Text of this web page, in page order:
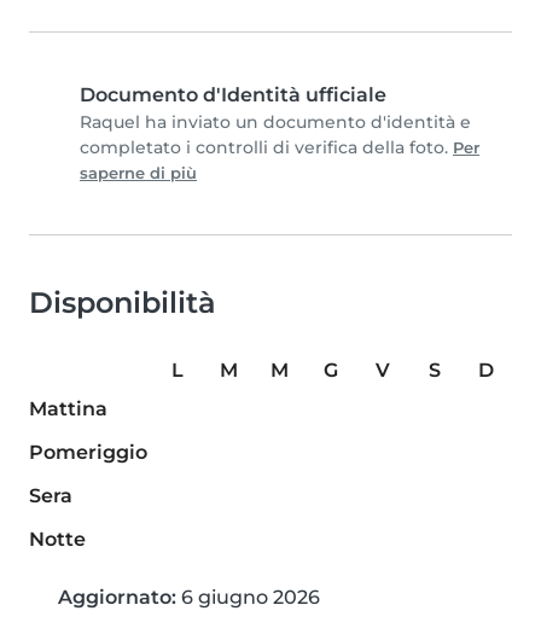
Documento d'Identità ufficiale
Raquel ha inviato un documento d'identità e
completato i controlli di verifica della foto. Per
saperne di più
Disponibilità
L M M G V S
D
Mattina
Pomeriggio
Sera
Notte
Aggiornato: 6 giugno 2026